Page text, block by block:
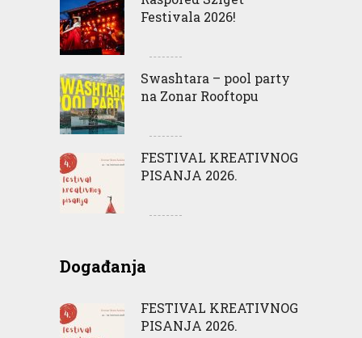
Festivala 2026!
Swashtara – pool party
na Zonar Rooftopu
FESTIVAL KREATIVNOG
PISANJA 2026.
Događanja
FESTIVAL KREATIVNOG
PISANJA 2026.